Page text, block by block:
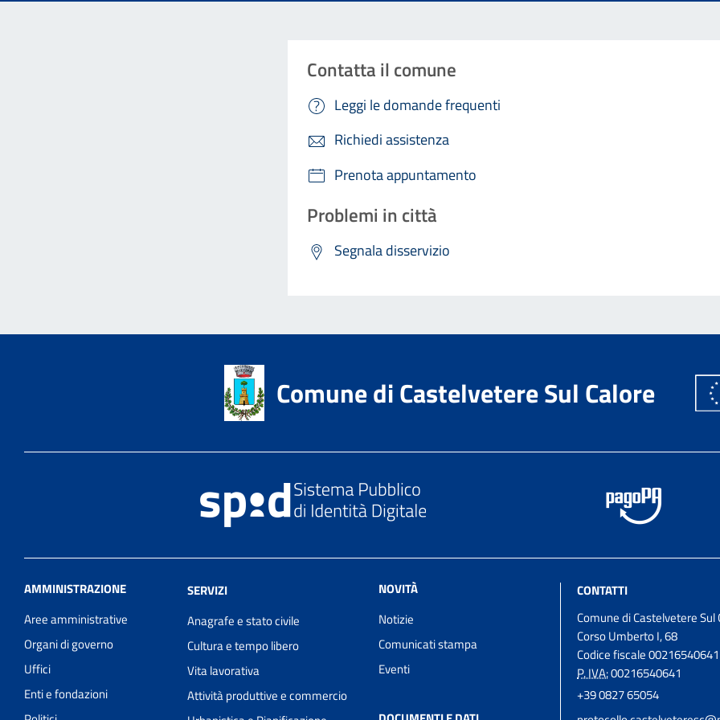
Contatta il comune
Leggi le domande frequenti
Richiedi assistenza
Prenota appuntamento
Problemi in città
Segnala disservizio
Comune di Castelvetere Sul Calore
AMMINISTRAZIONE
Aree amministrative
Organi di governo
Uffici
Enti e fondazioni
SERVIZI
Anagrafe e stato civile
Cultura e tempo libero
Vita lavorativa
Attività produttive e commercio
NOVITÀ
Notizie
Comunicati stampa
Eventi
CONTATTI
Comune di Castelvetere Sul
Corso Umberto I, 68
Codice fiscale 00216540641
P. IVA:00216540641
+39 0827 65054